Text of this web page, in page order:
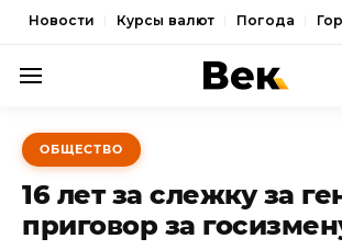
Новости Курсы валют Погода
ПОЛИТИКА
ЭКОНОМИКА
ОБЩЕСТВО
ОБЩЕСТВО
16 лет за слежку за
приговор за